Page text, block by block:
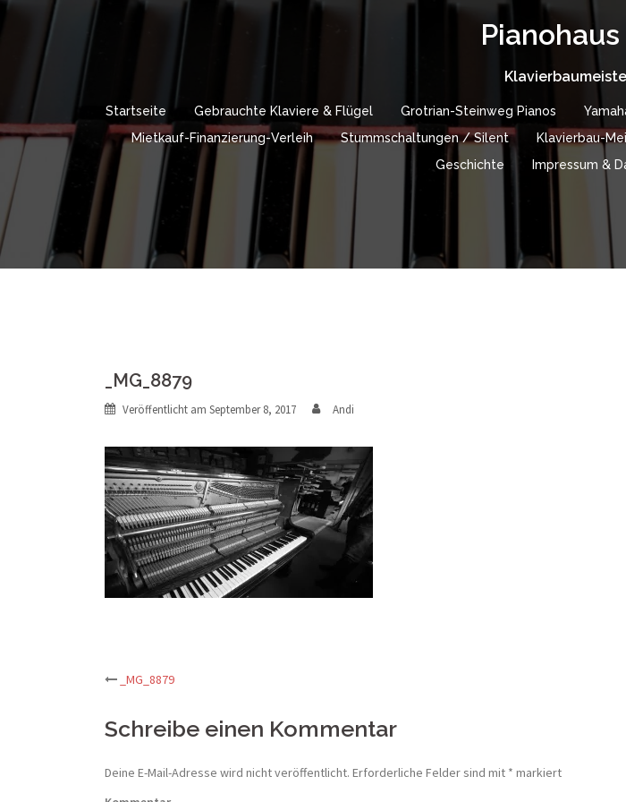
Springe
Startseite Gebrauchte Klaviere & Flügel Grotrian-Steinweg Pianos
Mietkauf-Finanzierung-Verleih
Stummschaltungen / Silent Klavierbau-
Geschichte
Impressum &
_MG_8879
Veröffentlicht am September 8, 2017 Andi
Beitrags-
Navigation
_MG_8879
Schreibe einen Kommentar
Deine E-Mail-Adresse wird nicht veröffentlicht. Erforderliche Felder sind mit * markiert